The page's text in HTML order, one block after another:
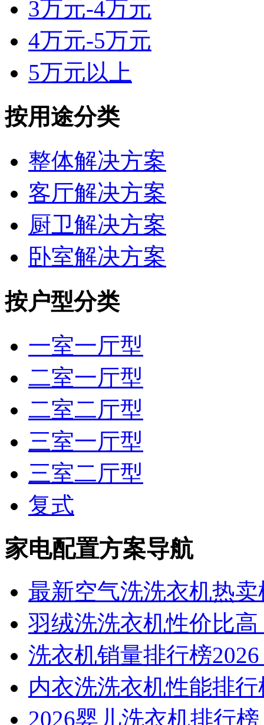
3万元-4万元
4万元-5万元
5万元以上
按用途分类
整体解决方案
客厅解决方案
厨卫解决方案
卧室解决方案
按户型分类
一室一厅型
二室一厅型
二室二厅型
三室一厅型
三室二厅型
复式
家电配置方案导航
最新空气洗洗衣机热
羽绒洗洗衣机性价比
洗衣机销量排行榜
内衣洗洗衣机性能排
2026婴儿洗衣机排行